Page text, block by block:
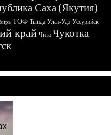
Саха (Якутия)
ТОФ Тында Улан-Удэ Уссурийск
край Чита Чукотка